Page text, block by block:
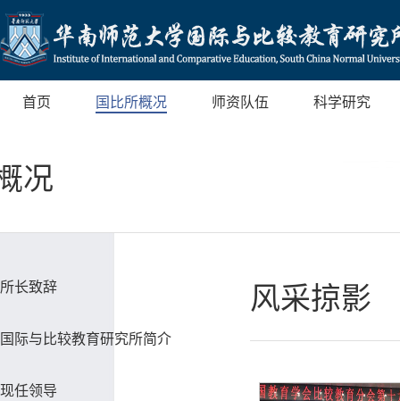
首页 国比所概况 师资队伍 科学研究
况
所长致辞
国际与比较教育研究所简介
现任领导
风采掠影